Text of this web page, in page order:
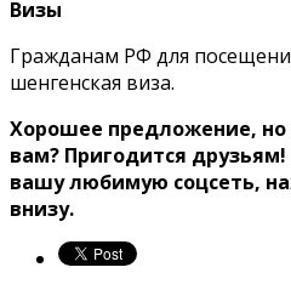
Визы
Гражданам РФ для
шенгенская виза.
Хорошее предложение,
вам? Пригодится
вашу любимую соцсеть,
внизу.